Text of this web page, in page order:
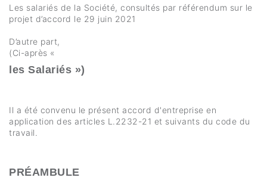
Les salariés de la Société, consultés par référendum sur le
projet d’accord le 29 juin 2021
D’autre part,
(Ci-après «
les Salariés »)
Il a été convenu le présent accord d'entreprise en
application des articles L.2232-21 et suivants du code du
travail.
PRÉAMBULE